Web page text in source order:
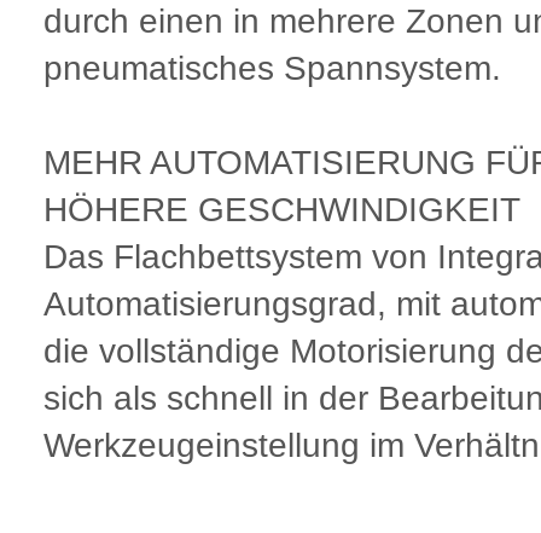
durch einen in mehrere Zonen
pneumatisches Spannsystem.
MEHR AUTOMATISIERUNG
HÖHERE GESCHWINDIGKEIT
Das Flachbettsystem von
Automatisierungsgrad, mit
die vollständige Motorisierung
sich als schnell in der
Werkzeugeinstellung im